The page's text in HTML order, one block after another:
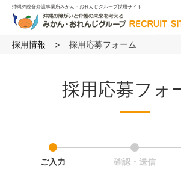
沖縄の総合介護事業所みかん・おれんじグループ採用サイト
採用情報 採用応募フォーム
採用応募フォ
ご入力 確認・送信